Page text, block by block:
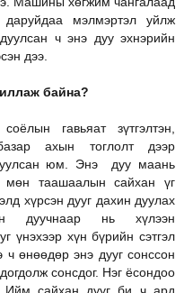
мэлмэртэл уйлж
ч энэ дуу эхнэрийн
дээ.
байна?
гавьяат зүтгэлтэн,
ахын тоглолт дээр
юм. Энэ дуу маань
мөн таашаалын сайхан үг
хүрсэн дууг дахин дуулах
дуучнаар нь хүлээн
үнэхээр хүн бүрийн сэтгэл
ч өнөөдөр энэ дууг сонссон
сонсдог. Нэг ёсондоо